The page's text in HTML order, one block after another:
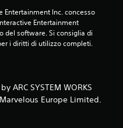
Entertainment Inc. concesso
Entertainment
del software. Si consiglia di
i diritti di utilizzo completi.
ARC SYSTEM WORKS
Europe Limited.